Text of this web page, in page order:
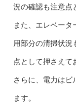
況の確認も注意点
また、エレベー
用部分の清掃状況
点として押さえて
さらに、電力はビ
ます。